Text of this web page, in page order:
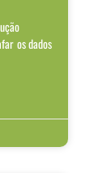
os dados